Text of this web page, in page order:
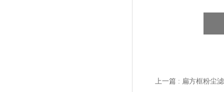
上一篇 : 扁方框粉尘